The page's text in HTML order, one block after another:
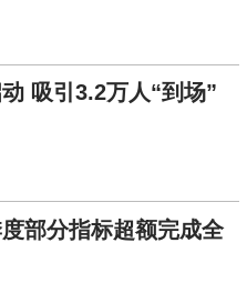
吸引3.2万人“到场”
部分指标超额完成全